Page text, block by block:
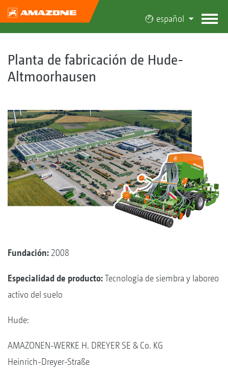
español
Planta de fabricación de Hude-
Altmoorhausen
Fundación: 2008
Especialidad de producto:Tecnología de siembra y laboreo
activo del suelo
Hude:
AMAZONEN-WERKE H. DREYER SE & Co. KG
Heinrich-Dreyer-Straße